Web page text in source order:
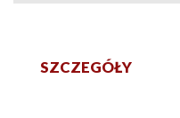
SZCZEGÓŁY